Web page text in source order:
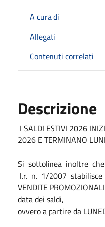
A cura di
Allegati
Contenuti correlati
Descrizione
I SALDI ESTIVI 2026
2026 E TERMINANO
Si sottolinea inoltre
l.r. n. 1/2007 stabilisce
VENDITE
data dei saldi,
ovvero a partire da